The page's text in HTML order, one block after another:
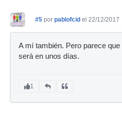
#5 por pablofcid el 22/12/2017
A mí también. Pero parece
será en unos días.
1